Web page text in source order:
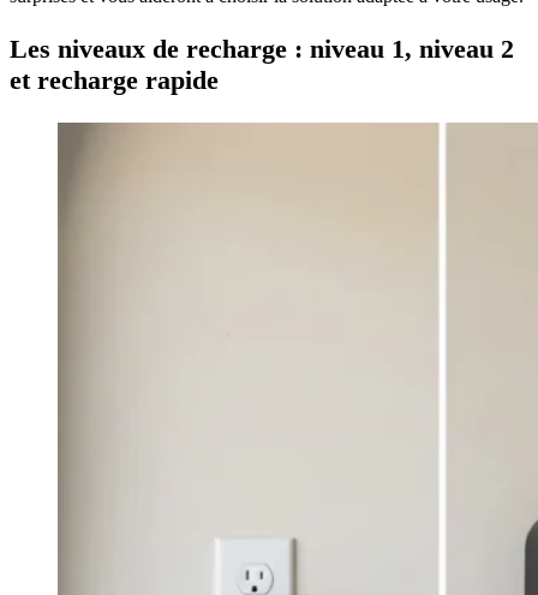
Les niveaux de recharge : niveau 1, niveau 2
et recharge rapide